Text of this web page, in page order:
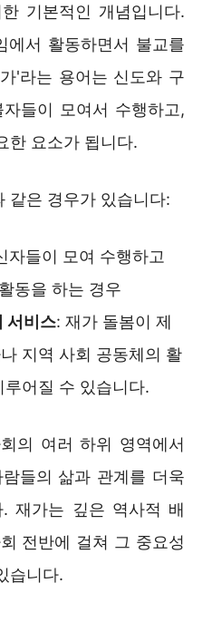
기본적인 개념입니다.
에서 활동하면서 불교를
'라는 용어는 신도와 구
들이 모여서 수행하고,
한 요소가 됩니다.
같은 경우가 있습니다:
자들이 모여 수행하고
동을 하는 경우
서비스: 재가 돌봄이 제
지역 사회 공동체의 활
어질 수 있습니다.
의 여러 하위 영역에서
들의 삶과 관계를 더욱
. 재가는 깊은 역사적 배
전반에 걸쳐 그 중요성
습니다.